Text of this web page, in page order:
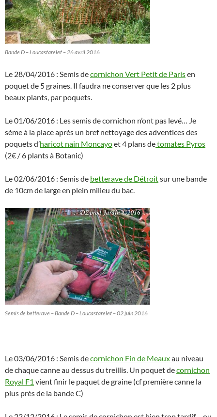
Bande D – Loucastarelet – 26 avril 2016
Le 28/04/2016 : Semis decornichon Vert Petit de Parisen
poquet de 5 graines. Il faudra ne conserver que les 2 plus
beaux plants, par poquets.
Le 01/06/2016 : Les semis de cornichon n’ont pas levé… Je
sème à la place après un bref nettoyage des adventices des
poquets d’haricot nain Moncayoet 4 plans detomates Pyros
(2€ / 6 plants à Botanic)
Le 02/06/2016 : Semis de betterave de Détroitsur une bande
de 10cm de large en plein milieu du bac.
Semis de betterave – Bande D – Loucastarelet – 02 juin 2016
Le 03/06/2016 : Semis decornichon Fin de Meauxau niveau
de chaque canne au dessus du treillis. Un poquet decornichon
Royal F1 vient finir le paquet de graine (cf première canne la
plus près de la bande C)